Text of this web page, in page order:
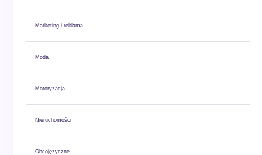
Marketing i reklama
Moda
Motoryzacja
Nieruchomości
Obcojęzyczne